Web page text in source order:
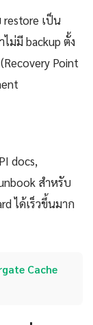
เป็น
ม่มี backup ตั้ง
Point
docs,
สำหรับ
ได้เร็วขึ้นมาก
Cache